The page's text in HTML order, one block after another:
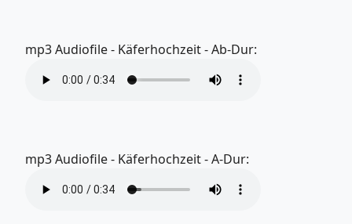
mp3 Audiofile - Käferhochzeit - Ab-Dur:
mp3 Audiofile - Käferhochzeit - A-Dur: